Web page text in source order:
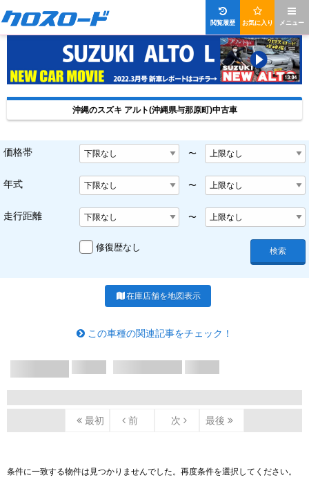
メニュー
お気に入り
閲覧履歴
沖縄のスズキ アルト(沖縄県与那原町)中古車
価格帯 〜
年式 〜
走行距離 〜
修復歴なし 検索
在庫店舗を地図表示
この車種の関連記事をチェック！
最初 前 次 最後
条件に一致する物件は見つかりませんでした。再度条件を選択してください。